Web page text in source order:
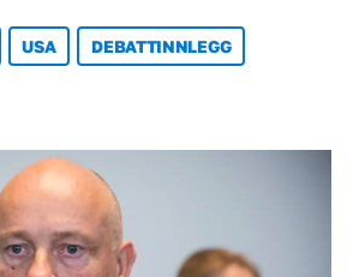
USA DEBATTINNLEGG